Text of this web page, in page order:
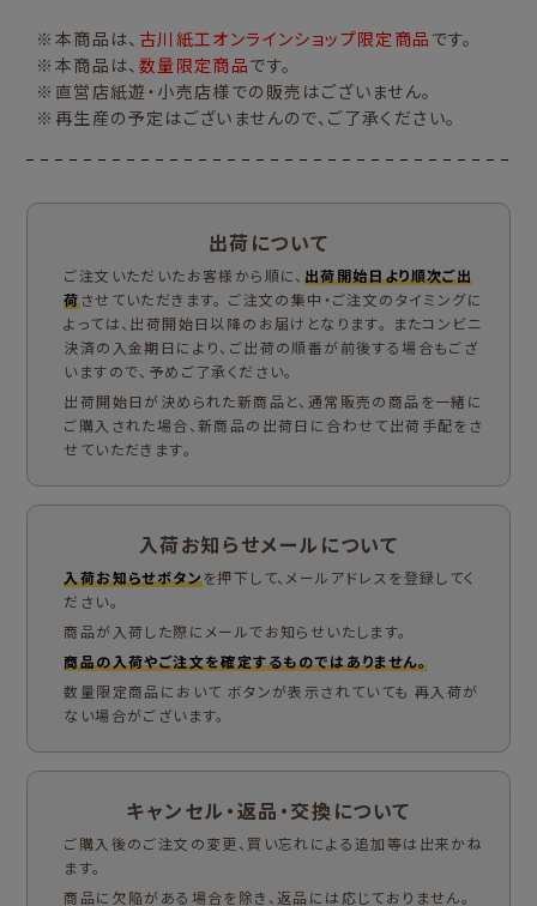
※本商品は、 古川紙工オンラインショップ限定商品 です。
※本商品は、 数量限定商品です。
※直営店紙遊・小売店様での販売はございません。
※再生産の予定はございませんので、ご了承ください。
出荷について
ご注文いただいたお客様から順に、 出荷開始日より順次ご出
荷させていただきます。 ご注文の集中・ご注文のタイミングに
よっては、出荷開始日以降のお届けとなります。 またコンビニ
決済の入金期日により、ご出荷の順番が前後する場合もござ
いますので、予めご了承ください。
出荷開始日が決められた新商品と、通常販売の商品を一緒に
ご購入された場合、新商品の出荷日に合わせて出荷手配をさ
せていただきます。
入荷お知らせメールについて
入荷お知らせボタンを押下して、メールアドレスを登録してく
ださい。
商品が入荷した際にメールでお知らせいたします。
商品の入荷やご注文を確定するものではありません。
数量限定商品において ボタンが表示されていても 再入荷が
ない場合がございます。
キャンセル・返品・交換について
ご購入後のご注文の変更、買い忘れによる追加等は出来かね
ます。
商品に欠陥がある場合を除き、返品には応じておりません。